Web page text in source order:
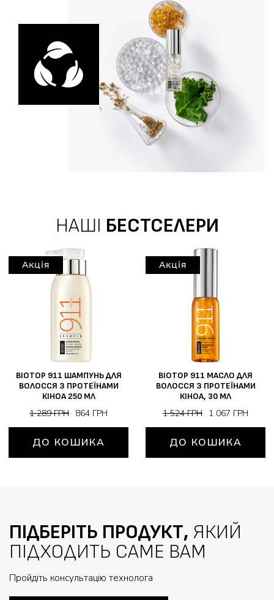
НАШІ БЕСТСЕЛЕРИ
Акція
BIOTOP 911 ШАМПУНЬ ДЛЯ
ВОЛОССЯ З ПРОТЕЇНАМИ
КІНОА 250 МЛ
1 289 ГРН 864 ГРН
ДО КОШИКА
Акція
BIOTOP 911 МАСЛО ДЛЯ
ВОЛОССЯ З ПРОТЕЇНАМИ
КІНОА, 30 МЛ
1 524 ГРН 1 067 ГРН
ДО КОШИКА
ПІДБЕРІТЬ ПРОДУКТ, ЯКИЙ
ПІДХОДИТЬ САМЕ ВАМ
Пройдіть консультацію технолога